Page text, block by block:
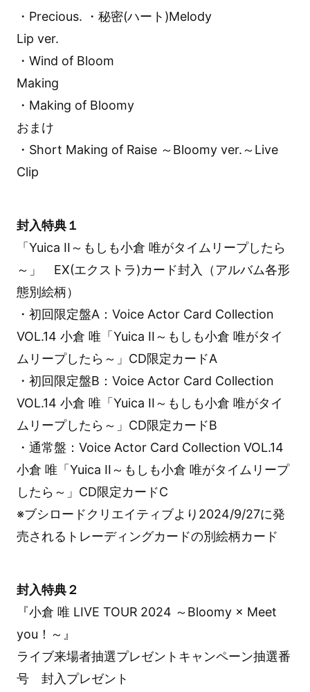
・Precious. ・秘密(ハート)Melody
Lip ver.
・Wind of Bloom
Making
・Making of Bloomy
おまけ
・Short Making of Raise ～Bloomy ver.～Live
Clip
封入特典１
「Yuica II～もしも小倉 唯がタイムリープしたら
～」 EX(エクストラ)カード封入（アルバム各形
態別絵柄）
・初回限定盤A：Voice Actor Card Collection
VOL.14 小倉 唯「Yuica II～もしも小倉 唯がタイ
ムリープしたら～」CD限定カードA
・初回限定盤B：Voice Actor Card Collection
VOL.14 小倉 唯「Yuica II～もしも小倉 唯がタイ
ムリープしたら～」CD限定カードB
・通常盤：Voice Actor Card Collection VOL.14
小倉 唯「Yuica II～もしも小倉 唯がタイムリープ
したら～」CD限定カードC
※ブシロードクリエイティブより2024/9/27に発
売されるトレーディングカードの別絵柄カード
封入特典２
『小倉 唯 LIVE TOUR 2024 ～Bloomy × Meet
you！～』
ライブ来場者抽選プレゼントキャンペーン抽選番
号 封入プレゼント